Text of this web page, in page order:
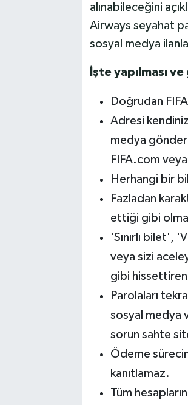
alınabileceğini
Airways seyahat
sosyal medya
İşte yapılması
Doğrudan
Adresi
medya
FIFA.com
Herhangi bir
Fazladan
ettiği gibi
'Sınırlı bilet',
veya sizi
gibi hissettiren
Parolaları
sosyal medya
sorun sahte
Ödeme
kanıtlamaz.
Tüm